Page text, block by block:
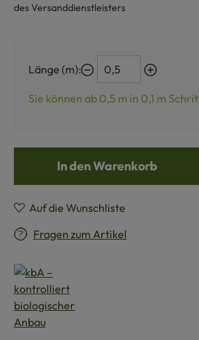
des Versanddienstleisters
Länge (m):
Sie können ab 0,5 m in 0,1 m
In den Warenkorb
Auf die Wunschliste
Fragen zum Artikel